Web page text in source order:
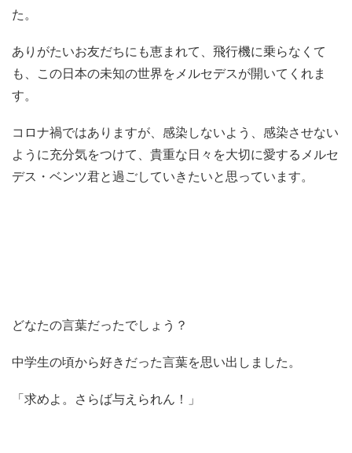
た。
ありがたいお友だちにも恵まれて、飛行機に乗らなくて
も、この日本の未知の世界をメルセデスが開いてくれま
す。
コロナ禍ではありますが、感染しないよう、感染させない
ように充分気をつけて、貴重な日々を大切に愛するメルセ
デス・ベンツ君と過ごしていきたいと思っています。
どなたの言葉だったでしょう？
中学生の頃から好きだった言葉を思い出しました。
「求めよ。さらば与えられん！」